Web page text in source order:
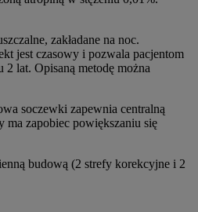
zakładane na noc.
jest czasowy i pozwala pacjentom
lat. Opisaną metodę można
soczewki zapewnia centralną
ma zapobiec powiększaniu się
budową (2 strefy korekcyjne i 2